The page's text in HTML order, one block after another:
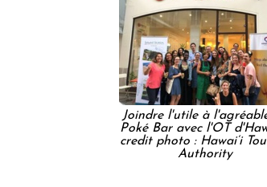
Joindre l'utile à
Poké Bar avec l'OT
credit photo : Hawai‘i
Authority